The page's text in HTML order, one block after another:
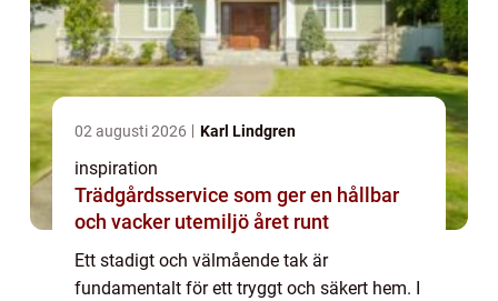
02 augusti 2026 Karl Lindgren
inspiration
Trädgårdsservice som ger en hållbar
och vacker utemiljö året runt
Ett stadigt och välmående tak är
fundamentalt för ett tryggt och säkert hem. I